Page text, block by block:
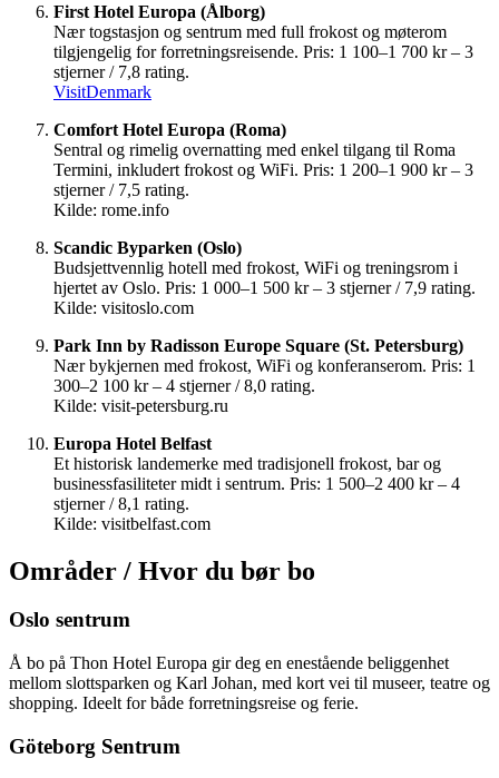
First Hotel Europa (Ålborg)
Nær togstasjon og sentrum med full frokost og møterom
tilgjengelig for forretningsreisende. Pris: 1 100–1 700 kr – 3
stjerner / 7,8 rating.
VisitDenmark
Comfort Hotel Europa (Roma)
Sentral og rimelig overnatting med enkel tilgang til Roma
Termini, inkludert frokost og WiFi. Pris: 1 200–1 900 kr – 3
stjerner / 7,5 rating.
Kilde: rome.info
Scandic Byparken (Oslo)
Budsjettvennlig hotell med frokost, WiFi og treningsrom i
hjertet av Oslo. Pris: 1 000–1 500 kr – 3 stjerner / 7,9 rating.
Kilde: visitoslo.com
Park Inn by Radisson Europe Square (St. Petersburg)
Nær bykjernen med frokost, WiFi og konferanserom. Pris: 1
300–2 100 kr – 4 stjerner / 8,0 rating.
Kilde: visit-petersburg.ru
Europa Hotel Belfast
Et historisk landemerke med tradisjonell frokost, bar og
businessfasiliteter midt i sentrum. Pris: 1 500–2 400 kr – 4
stjerner / 8,1 rating.
Kilde: visitbelfast.com
Områder / Hvor du bør bo
Oslo sentrum
Å bo på Thon Hotel Europa gir deg en enestående beliggenhet
mellom slottsparken og Karl Johan, med kort vei til museer, teatre og
shopping. Ideelt for både forretningsreise og ferie.
Göteborg Sentrum